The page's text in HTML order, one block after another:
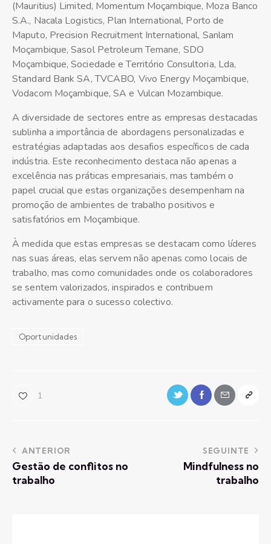
(Mauritius) Limited, Momentum Moçambique, Moza Banco
S.A., Nacala Logistics, Plan International, Porto de
Maputo, Precision Recruitment International, Sanlam
Moçambique, Sasol Petroleum Temane, SDO
Moçambique, Sociedade e Território Consultoria, Lda,
Standard Bank SA, TVCABO, Vivo Energy Moçambique,
Vodacom Moçambique, SA e Vulcan Mozambique.
A diversidade de sectores entre as empresas destacadas
sublinha a importância de abordagens personalizadas e
estratégias adaptadas aos desafios específicos de cada
indústria. Este reconhecimento destaca não apenas a
excelência nas práticas empresariais, mas também o
papel crucial que estas organizações desempenham na
promoção de ambientes de trabalho positivos e
satisfatórios em Moçambique.
À medida que estas empresas se destacam como líderes
nas suas áreas, elas servem não apenas como locais de
trabalho, mas como comunidades onde os colaboradores
se sentem valorizados, inspirados e contribuem
activamente para o sucesso colectivo.
Oportunidades
1
ANTERIOR
Gestão de conflitos no
trabalho
SEGUINTE
Mindfulness no
trabalho